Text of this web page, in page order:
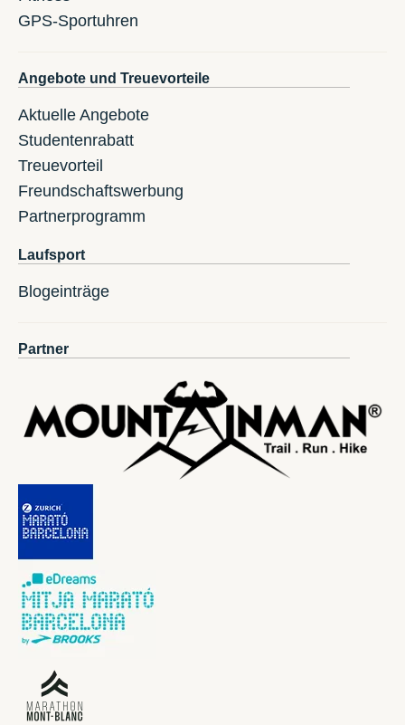
GPS-Sportuhren
Angebote und Treuevorteile
Aktuelle Angebote
Studentenrabatt
Treuevorteil
Freundschaftswerbung
Partnerprogramm
Laufsport
Blogeinträge
Partner